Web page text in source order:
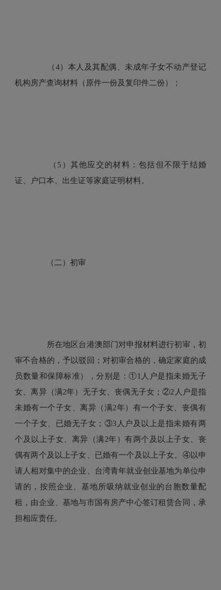
（4）本人及其配偶、未成年子女不动产登记
机构房产查询材料（原件一份及复印件二份）；
（5）其他应交的材料：包括但不限于结婚
证、户口本、出生证等家庭证明材料。
（二）初审
所在地区台港澳部门对申报材料进行初审，初
审不合格的，予以驳回；对初审合格的，确定家庭的成
员数量和保障标准），分别是：①1人户是指未婚无子
女、离异（满2年）无子女、丧偶无子女；②2人户是指
未婚有一个子女、离异（满2年）有一个子女、丧偶有
一个子女、已婚无子女；③3人户及以上是指未婚有两
个及以上子女、离异（满2年）有两个及以上子女、丧
偶有两个及以上子女、已婚有一个及以上子女。④以申
请人相对集中的企业、台湾青年就业创业基地为单位申
请的，按照企业、基地所吸纳就业创业的台胞数量配
租，由企业、基地与市国有房产中心签订租赁合同，承
担相应责任。